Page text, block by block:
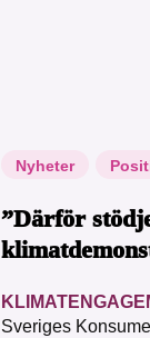
Nyheter
”Därför
Sveriges